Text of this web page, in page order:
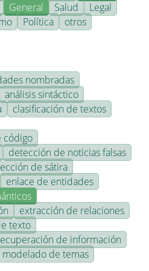
General Salud
Legal
Política otros
nombradas
análisis sintáctico
clasificación de textos
código
detección de noticias falsas
de sátira
enlace de entidades
extracción de relaciones
texto
de información
modelado de temas